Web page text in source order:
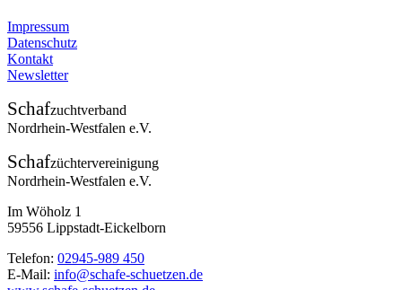
Impressum
Datenschutz
Kontakt
Newsletter
Schafzuchtverband
Nordrhein-Westfalen e.V.
Schafzüchtervereinigung
Nordrhein-Westfalen e.V.
Im Wöholz 1
59556 Lippstadt-Eickelborn
Telefon: 02945-989 450
E-Mail: info@schafe-schuetzen.de